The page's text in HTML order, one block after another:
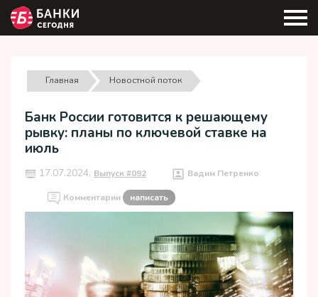
Главная Новостной поток
Банк России готовится к решающему
рывку: планы по ключевой ставке на
июль
17.07.2024, Выпуск #092 Вадим Петренко
Комментарии написать